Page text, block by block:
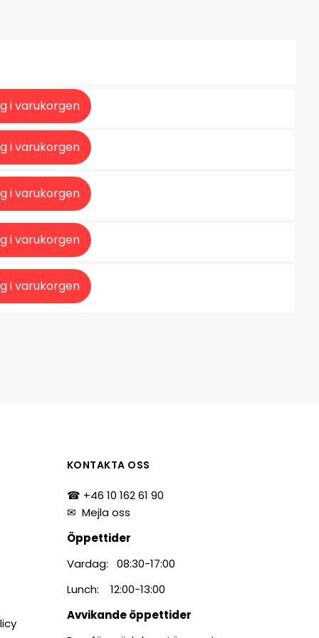
i varukorgen
i varukorgen
i varukorgen
i varukorgen
i varukorgen
KONTAKTA OSS
☎ +46 10 162 61 90
✉ Mejla oss
Öppettider
Vardag: 08:30-17:00
Lunch: 12:00-13:00
Avvikande öppettider